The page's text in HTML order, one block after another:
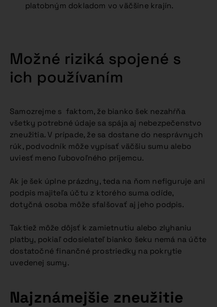
platobným dokladom vo väčšine krajín.
Možné riziká spojené s
ich používaním
Samozrejme s faktom, že bianko šek nezahŕňa
všetky potrebné údaje sa spája aj nebezpečenstvo
zneužitia. V prípade, že sa dostane do nesprávnych
rúk, podvodník môže vypísať väčšiu sumu alebo
uviesť meno ľubovoľného príjemcu.
Ak je šek úplne prázdny, teda na ňom nefiguruje ani
podpis majiteľa účtu z ktorého suma odíde,
dotyčná osoba môže sfalšovať aj jeho podpis.
Taktiež môže dôjsť k zamietnutiu alebo zlyhaniu
platby, pokiaľ odosielateľ bianko šeku nemá na účte
dostatočné finančné prostriedky na pokrytie
uvedenej sumy.
Najznámejšie zneužitie